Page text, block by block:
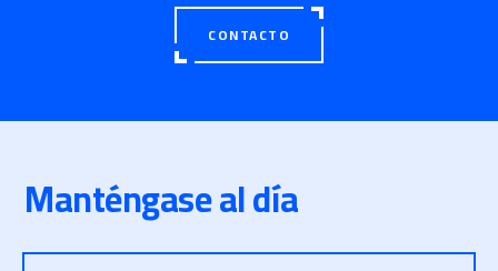
CONTACTO
Manténgase al día